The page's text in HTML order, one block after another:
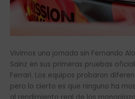
Vivimos una jornada sin Fernando
Sainz en sus primeras pruebas
Ferrari. Los equipos probaron
pero lo cierto es que ninguno ha